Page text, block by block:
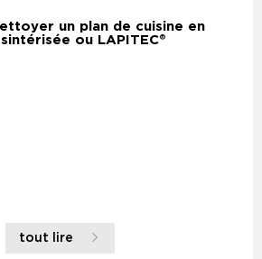
un plan de cuisine en
ou LAPITEC®
tout lire